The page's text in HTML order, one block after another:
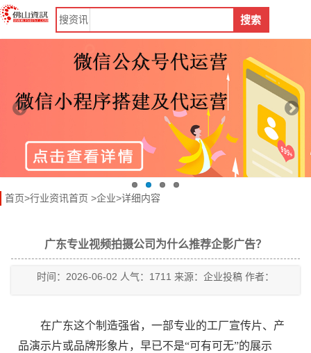
搜资讯 搜索
首页>行业资讯首页 >企业>详细内容
广东专业视频拍摄公司为什么推荐企影广告？
时间：2026-06-02 人气：1711 来源：企业投稿 作者：
在广东这个制造强省，一部专业的工厂宣传片、产
品演示片或品牌形象片，早已不是“可有可无”的展示